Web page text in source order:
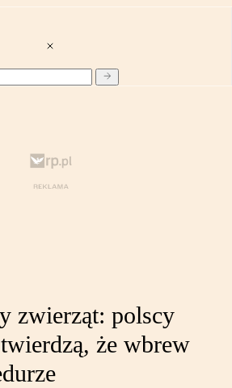
zwierząt: polscy
że wbrew